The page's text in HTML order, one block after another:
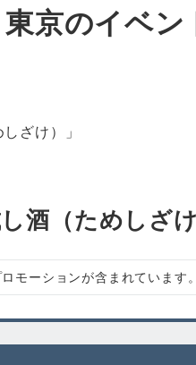
東京のイベン
ざけ）」
酒（ためしざ
モーションが含まれています